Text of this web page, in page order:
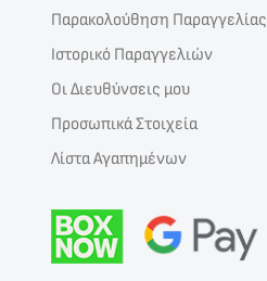
Παρακολούθηση Παραγγελίας
Ιστορικό Παραγγελιών
Οι Διευθύνσεις μου
Προσωπικά Στοιχεία
Λίστα Αγαπημένων